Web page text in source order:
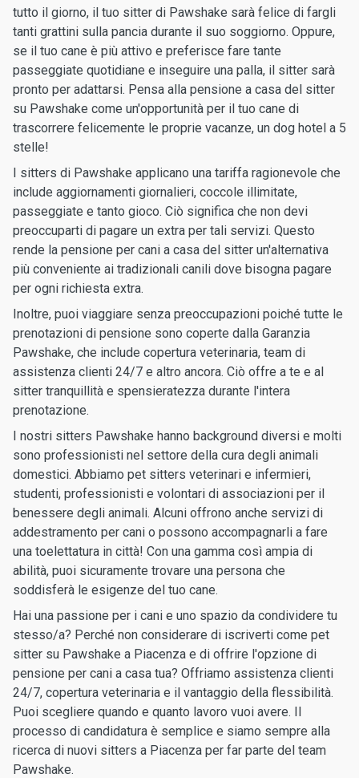
tutto il giorno, il tuo sitter di Pawshake sarà felice di fargli
tanti grattini sulla pancia durante il suo soggiorno. Oppure,
se il tuo cane è più attivo e preferisce fare tante
passeggiate quotidiane e inseguire una palla, il sitter sarà
pronto per adattarsi. Pensa alla pensione a casa del sitter
su Pawshake come un'opportunità per il tuo cane di
trascorrere felicemente le proprie vacanze, un dog hotel a 5
stelle!
I sitters di Pawshake applicano una tariffa ragionevole che
include aggiornamenti giornalieri, coccole illimitate,
passeggiate e tanto gioco. Ciò significa che non devi
preoccuparti di pagare un extra per tali servizi. Questo
rende la pensione per cani a casa del sitter un'alternativa
più conveniente ai tradizionali canili dove bisogna pagare
per ogni richiesta extra.
Inoltre, puoi viaggiare senza preoccupazioni poiché tutte le
prenotazioni di pensione sono coperte dalla Garanzia
Pawshake, che include copertura veterinaria, team di
assistenza clienti 24/7 e altro ancora. Ciò offre a te e al
sitter tranquillità e spensieratezza durante l'intera
prenotazione.
I nostri sitters Pawshake hanno background diversi e molti
sono professionisti nel settore della cura degli animali
domestici. Abbiamo pet sitters veterinari e infermieri,
studenti, professionisti e volontari di associazioni per il
benessere degli animali. Alcuni offrono anche servizi di
addestramento per cani o possono accompagnarli a fare
una toelettatura in città! Con una gamma così ampia di
abilità, puoi sicuramente trovare una persona che
soddisferà le esigenze del tuo cane.
Hai una passione per i cani e uno spazio da condividere tu
stesso/a? Perché non considerare di iscriverti come pet
sitter su Pawshake a Piacenza e di offrire l'opzione di
pensione per cani a casa tua? Offriamo assistenza clienti
24/7, copertura veterinaria e il vantaggio della flessibilità.
Puoi scegliere quando e quanto lavoro vuoi avere. Il
processo di candidatura è semplice e siamo sempre alla
ricerca di nuovi sitters a Piacenza per far parte del team
Pawshake.